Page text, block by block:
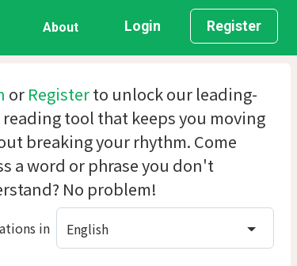
About Login Register
or Registerto unlock our leading-
reading tool that keeps you moving
breaking your rhythm. Come
a word or phrase you don't
No problem!
in English